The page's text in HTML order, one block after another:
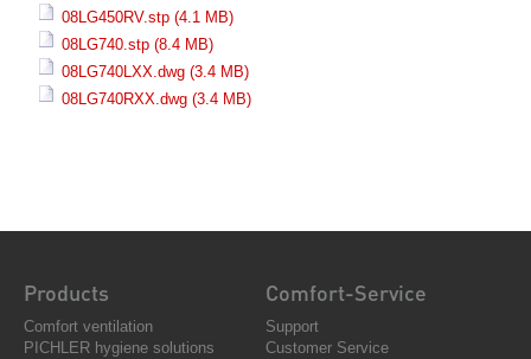
08LG450RV.stp (4.1 MB)
08LG740.stp (8.4 MB)
08LG740LXX.dwg (3.4 MB)
08LG740RXX.dwg (3.4 MB)
Products
Comfort ventilation
PICHLER hygiene solutions
Comfort-Service
Support
Customer Service